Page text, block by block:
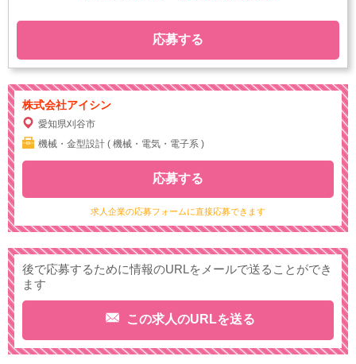
応募する
株式会社アイシン
愛知県刈谷市
機械・金型設計 ( 機械・電気・電子系 )
求人企業の応募フォームに直接応募できます
応募する
後で応募するために情報のURLをメールで送ることができ
ます
この求人のURLを送る